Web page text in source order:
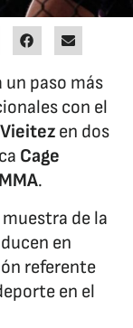
un paso más
con el
en dos
Cage
.
de la
en
referente
en el